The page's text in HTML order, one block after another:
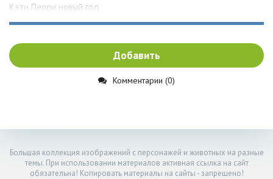
Кэти Перри новый год
Добавить
Комментарии (0)
Большая коллекция изображений с персонажей и животных на разные
темы. При использовании материалов активная ссылка на сайт
обязательна! Копировать материалы на сайты - запрещено!